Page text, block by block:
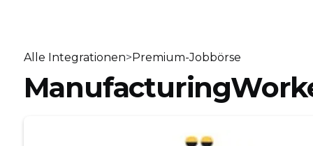
Alle Integrationen>Premium-Jobbörse